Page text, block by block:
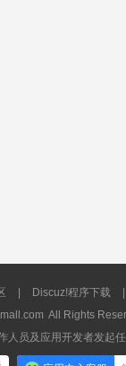
Discuz!程序下载
All Rights
人员及应用开发者发起